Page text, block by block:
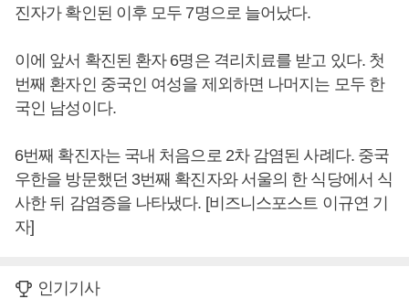
진자가 확인된 이후 모두 7명으로 늘어났다.
이에 앞서 확진된 환자 6명은 격리치료를 받고 있다. 첫
번째 환자인 중국인 여성을 제외하면 나머지는 모두 한
국인 남성이다.
6번째 확진자는 국내 처음으로 2차 감염된 사례다. 중국
우한을 방문했던 3번째 확진자와 서울의 한 식당에서 식
사한 뒤 감염증을 나타냈다. [비즈니스포스트 이규연 기
자]
인기기사